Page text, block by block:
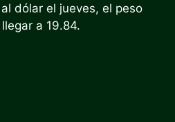
dólar el jueves, el peso
a 19.84.